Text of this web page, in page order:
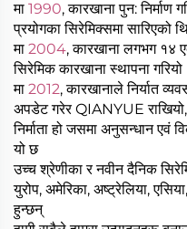
मा 1990, कारखाना पुन: निर्माण
प्रयोगका सिरेमिक्समा सारिएको
मा 2004, कारखाना लगभग १४
सिरेमिक कारखाना स्थापना
मा 2012, कारखानाले निर्यात
अपडेट गरेर QIANYUE
निर्माता हो जसमा अनुसन्धान एवं
यो छ
उच्च श्रेणीका र नवीन दैनिक
युरोप, अमेरिका, अष्ट्रेलिया,
हुन्छन्